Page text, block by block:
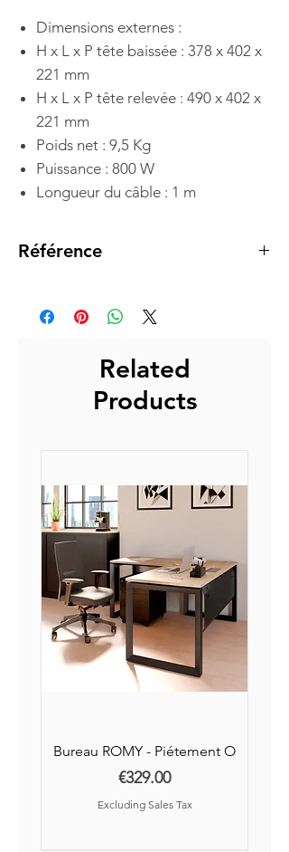
Dimensions externes :
H x L x P tête baissée : 378 x 402 x
221 mm
H x L x P tête relevée : 490 x 402 x
221 mm
Poids net : 9,5 Kg
Puissance : 800 W
Longueur du câble : 1 m
Référence
Related
Products
Bureau ROMY - Piétement O
Price
€329.00
Excluding Sales Tax